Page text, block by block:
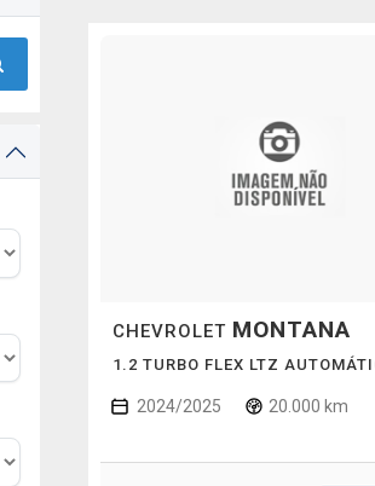
CHEVROLET MONTANA
1.2 TURBO FLEX LTZ
2024/2025 20.000 km